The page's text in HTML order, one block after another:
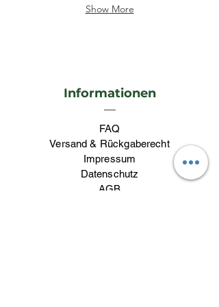
Show More
Informationen
FAQ
Versand & Rückgaberecht
Impressum
Datenschutz
AGB